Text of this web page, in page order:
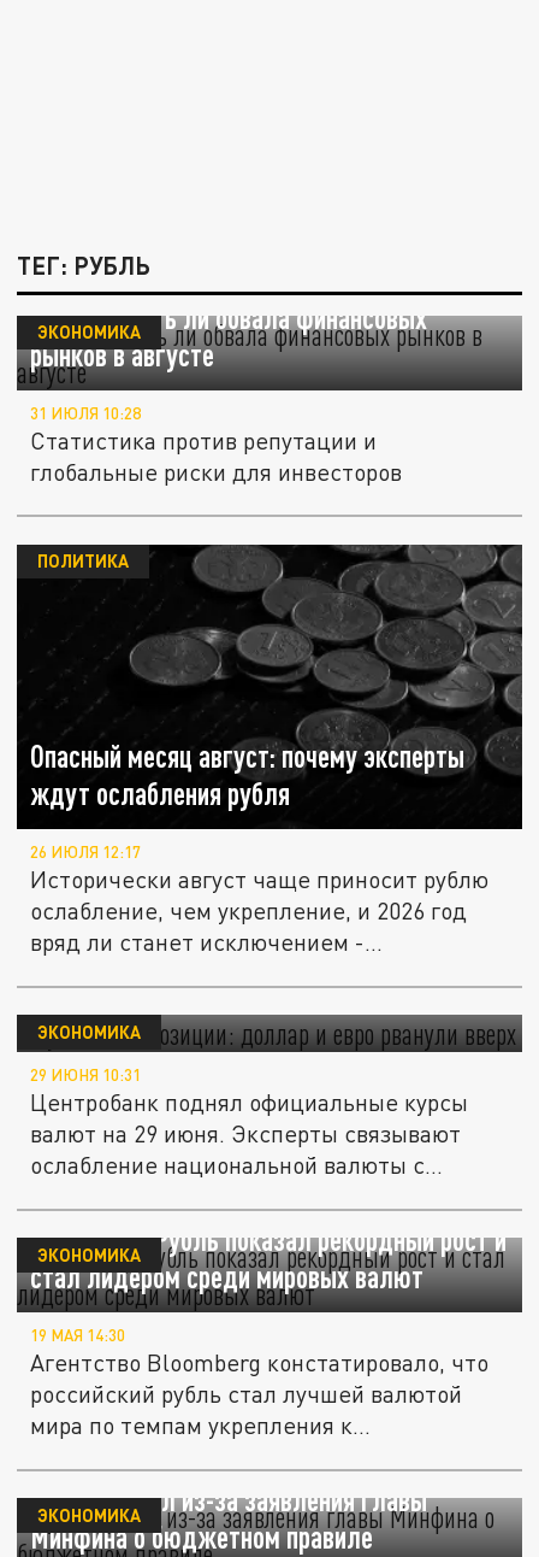
ТЕГ: РУБЛЬ
DP.RU: Ждать ли обвала финансовых
рынков в августе
ЭКОНОМИКА
31 ИЮЛЯ 10:28
Статистика против репутации и
глобальные риски для инвесторов
Опасный месяц август: почему эксперты
ждут ослабления рубля
ПОЛИТИКА
26 ИЮЛЯ 12:17
Исторически август чаще приносит рублю
ослабление, чем укрепление, и 2026 год
вряд ли станет исключением -...
Рубль сдал позиции: доллар и евро рванули
вверх
ЭКОНОМИКА
29 ИЮНЯ 10:31
Центробанк поднял официальные курсы
валют на 29 июня. Эксперты связывают
ослабление национальной валюты с...
Bloomberg: Рубль показал рекордный рост и
стал лидером среди мировых валют
ЭКОНОМИКА
19 МАЯ 14:30
Агентство Bloomberg констатировало, что
российский рубль стал лучшей валютой
мира по темпам укрепления к...
Рубль рухнул из-за заявления главы
Минфина о бюджетном правиле
ЭКОНОМИКА